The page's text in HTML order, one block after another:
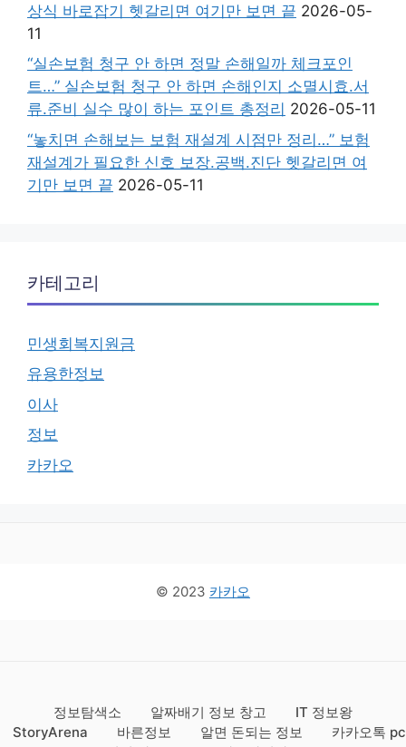
상식 바로잡기 헷갈리면 여기만 보면 끝 2026-05-
11
“실손보험 청구 안 하면 정말 손해일까 체크포인
트…” 실손보험 청구 안 하면 손해인지 소멸시효.서
류.준비 실수 많이 하는 포인트 총정리 2026-05-11
“놓치면 손해보는 보험 재설계 시점만 정리…” 보험
재설계가 필요한 신호 보장.공백.진단 헷갈리면 여
기만 보면 끝 2026-05-11
카테고리
민생회복지원금
유용한정보
이사
정보
카카오
© 2023 카카오
정보탐색소 알짜배기 정보 창고
IT 정보왕
StoryArena
바른정보 알면 돈되는 정보
카카오톡 pc